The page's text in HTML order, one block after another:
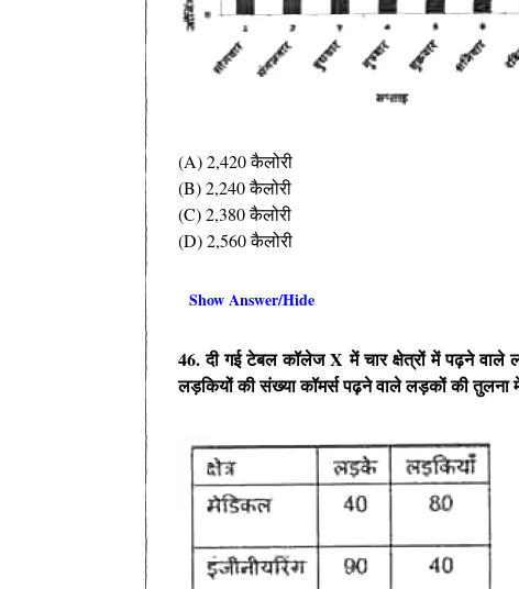
(A) 2,420 कैलोरी
(B) 2,240 कैलोरी
(C) 2,380 कैलोरी
(D) 2,560 कैलोरी
Show Answer/Hide
46. दी गई टेबल कॉलेज X में चार क्षेत्रों में पढ़ने
लड़कियों की संख्या कॉमर्स पढ़ने वाले लड़कों की तुलना